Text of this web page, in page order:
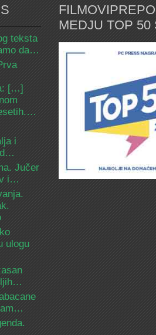
teksta
da…
[…]
i
Jučer
i…
ulogu
MEDJU TOP 50